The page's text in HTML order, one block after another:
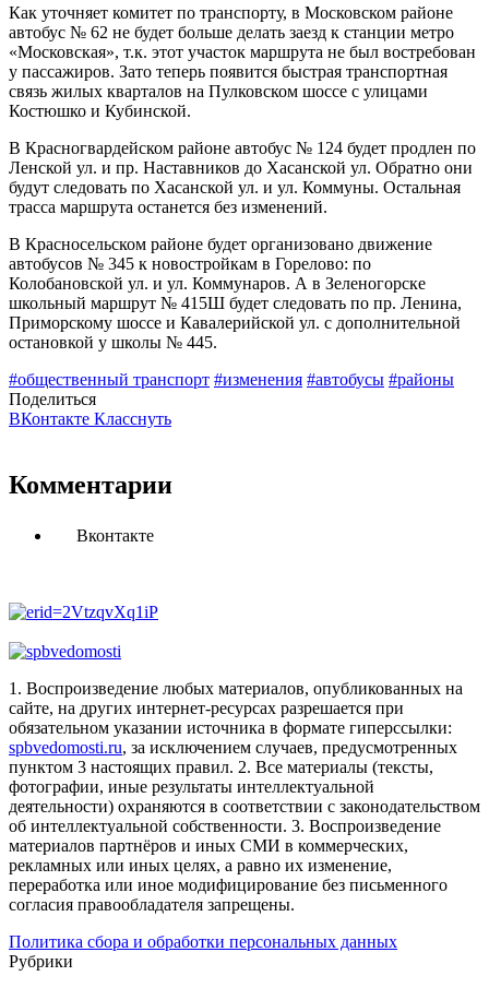
Как уточняет комитет по транспорту, в Московском районе
автобус № 62 не будет больше делать заезд к станции метро
«Московская», т.к. этот участок маршрута не был востребован
у пассажиров. Зато теперь появится быстрая транспортная
связь жилых кварталов на Пулковском шоссе с улицами
Костюшко и Кубинской.
В Красногвардейском районе автобус № 124 будет продлен по
Ленской ул. и пр. Наставников до Хасанской ул. Обратно они
будут следовать по Хасанской ул. и ул. Коммуны. Остальная
трасса маршрута останется без изменений.
В Красносельском районе будет организовано движение
автобусов № 345 к новостройкам в Горелово: по
Колобановской ул. и ул. Коммунаров. А в Зеленогорске
школьный маршрут № 415Ш будет следовать по пр. Ленина,
Приморскому шоссе и Кавалерийской ул. с дополнительной
остановкой у школы № 445.
#общественный транспорт #изменения #автобусы #районы
Поделиться
ВКонтакте Класснуть
Комментарии
Вконтакте
1. Воспроизведение любых материалов, опубликованных на
сайте, на других интернет-ресурсах разрешается при
обязательном указании источника в формате гиперссылки:
spbvedomosti.ru, за исключением случаев, предусмотренных
пунктом 3 настоящих правил. 2. Все материалы (тексты,
фотографии, иные результаты интеллектуальной
деятельности) охраняются в соответствии с законодательством
об интеллектуальной собственности. 3. Воспроизведение
материалов партнёров и иных СМИ в коммерческих,
рекламных или иных целях, а равно их изменение,
переработка или иное модифицирование без письменного
согласия правообладателя запрещены.
Политика сбора и обработки персональных данных
Рубрики